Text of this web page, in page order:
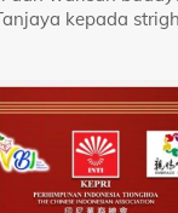
kepada